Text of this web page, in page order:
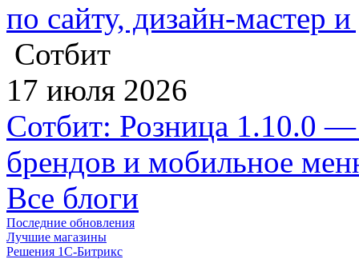
по сайту, дизайн-мастер
Сотбит
17 июля 2026
Сотбит: Розница 1.10.0 —
брендов и мобильное
Все блоги
Последние обновления
Лучшие магазины
Решения 1С-Битрикс